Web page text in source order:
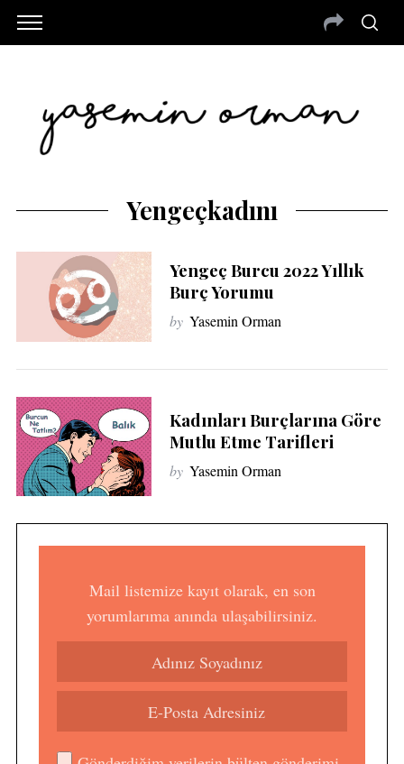
Yengeçkadını
Yengeç Burcu 2022 Yıllık
Burç Yorumu
by Yasemin Orman
Kadınları Burçlarına Göre
Mutlu Etme Tarifleri
by Yasemin Orman
Mail listemize kayıt olarak, en son
yorumlarıma anında ulaşabilirsiniz.